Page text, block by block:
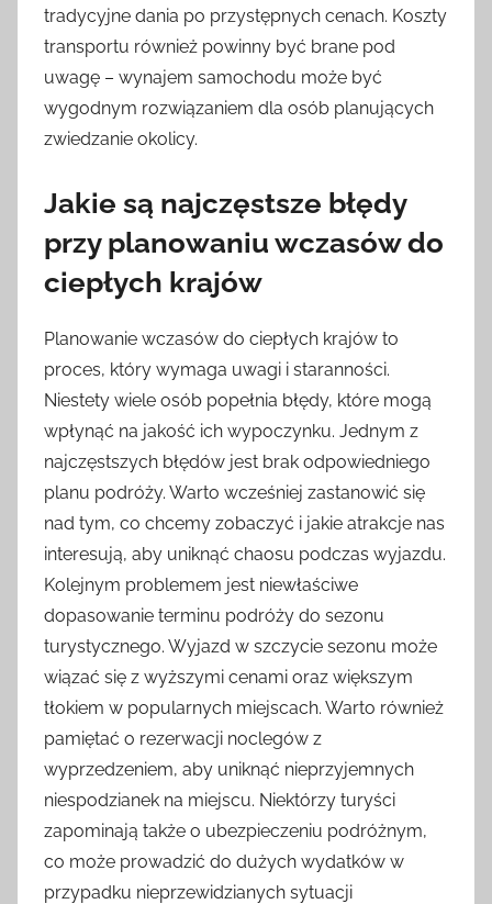
tradycyjne dania po przystępnych cenach. Koszty
transportu również powinny być brane pod
uwagę – wynajem samochodu może być
wygodnym rozwiązaniem dla osób planujących
zwiedzanie okolicy.
Jakie są najczęstsze błędy
przy planowaniu wczasów do
ciepłych krajów
Planowanie wczasów do ciepłych krajów to
proces, który wymaga uwagi i staranności.
Niestety wiele osób popełnia błędy, które mogą
wpłynąć na jakość ich wypoczynku. Jednym z
najczęstszych błędów jest brak odpowiedniego
planu podróży. Warto wcześniej zastanowić się
nad tym, co chcemy zobaczyć i jakie atrakcje nas
interesują, aby uniknąć chaosu podczas wyjazdu.
Kolejnym problemem jest niewłaściwe
dopasowanie terminu podróży do sezonu
turystycznego. Wyjazd w szczycie sezonu może
wiązać się z wyższymi cenami oraz większym
tłokiem w popularnych miejscach. Warto również
pamiętać o rezerwacji noclegów z
wyprzedzeniem, aby uniknąć nieprzyjemnych
niespodzianek na miejscu. Niektórzy turyści
zapominają także o ubezpieczeniu podróżnym,
co może prowadzić do dużych wydatków w
przypadku nieprzewidzianych sytuacji